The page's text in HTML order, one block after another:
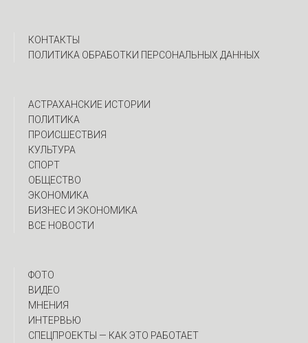
КОНТАКТЫ
ПОЛИТИКА ОБРАБОТКИ ПЕРСОНАЛЬНЫХ ДАННЫХ
АСТРАХАНСКИЕ ИСТОРИИ
ПОЛИТИКА
ПРОИСШЕСТВИЯ
КУЛЬТУРА
СПОРТ
ОБЩЕСТВО
ЭКОНОМИКА
БИЗНЕС И ЭКОНОМИКА
ВСЕ НОВОСТИ
ФОТО
ВИДЕО
МНЕНИЯ
ИНТЕРВЬЮ
CПЕЦПРОЕКТЫ — КАК ЭТО РАБОТАЕТ